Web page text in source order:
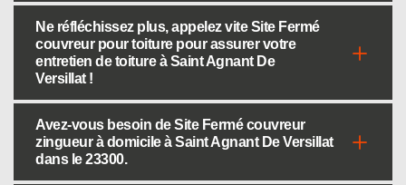
Ne réfléchissez plus, appelez vite Site Fermé
couvreur pour toiture pour assurer votre
entretien de toiture à Saint Agnant De
Versillat !
Avez-vous besoin de Site Fermé couvreur
zingueur à domicile à Saint Agnant De Versillat
dans le 23300.